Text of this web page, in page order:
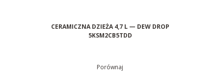
CERAMICZNA DZIEŻA 4,7 L — DEW DROP
5KSM2CB5TDD
Porównaj